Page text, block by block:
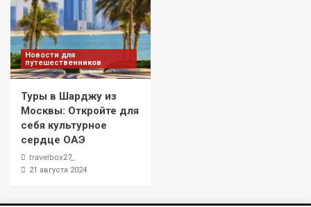
Новости для
путешественников
Туры в Шарджу из
Москвы: Откройте для
себя культурное
сердце ОАЭ
travelbox27_
21 августа 2024